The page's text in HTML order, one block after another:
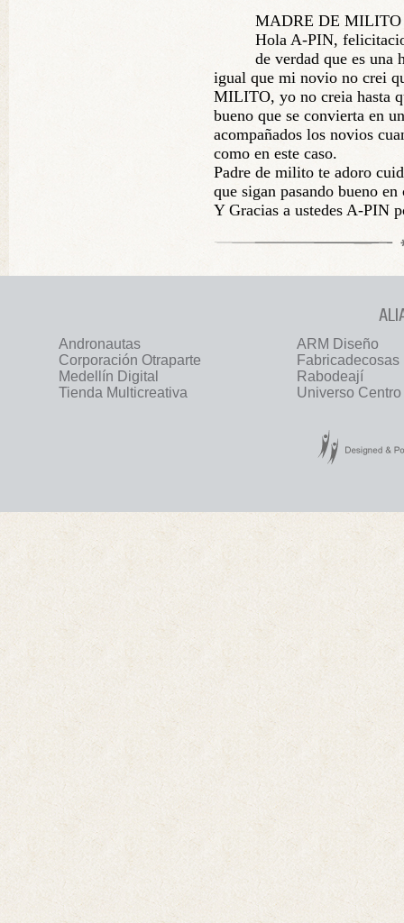
MADRE DE MILITO
Hola A-PIN,
de verdad que es
igual que mi novio no crei
MILITO, yo no creia hasta
bueno que se convierta en
acompañados los novios
como en este caso.
Padre de milito te adoro
que sigan pasando bueno
Y Gracias a ustedes A-PIN
Andronautas
ARM Diseño
Corporación Otraparte
Fabricadecosas
Medellín Digital
Rabodeají
Tienda Multicreativa
Universo Centro